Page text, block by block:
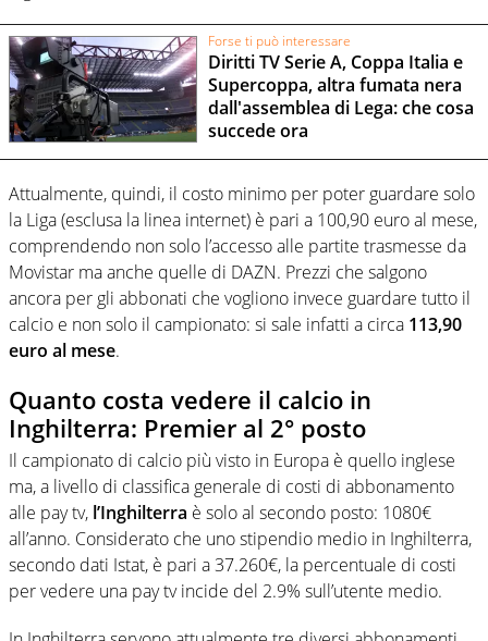
Forse ti può interessare
Diritti TV Serie A, Coppa Italia e
Supercoppa, altra fumata nera
dall'assemblea di Lega: che cosa
succede ora
Attualmente, quindi, il costo minimo per poter guardare solo
la Liga (esclusa la linea internet) è pari a 100,90 euro al mese,
comprendendo non solo l’accesso alle partite trasmesse da
Movistar ma anche quelle di DAZN. Prezzi che salgono
ancora per gli abbonati che vogliono invece guardare tutto il
calcio e non solo il campionato: si sale infatti a circa 113,90
euro al mese.
Quanto costa vedere il calcio in
Inghilterra: Premier al 2° posto
Il campionato di calcio più visto in Europa è quello inglese
ma, a livello di classifica generale di costi di abbonamento
alle pay tv, l’Inghilterra è solo al secondo posto: 1080€
all’anno. Considerato che uno stipendio medio in Inghilterra,
secondo dati Istat, è pari a 37.260€, la percentuale di costi
per vedere una pay tv incide del 2.9% sull’utente medio.